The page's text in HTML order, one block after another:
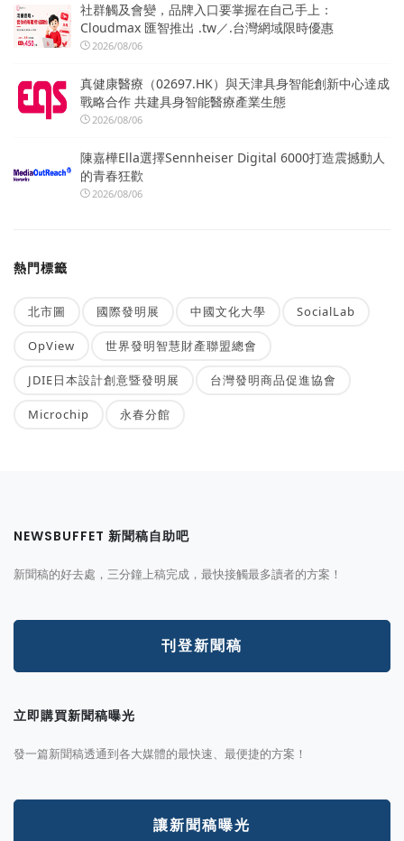
社群觸及會變，品牌入口要掌握在自己手上：
Cloudmax 匯智推出 .tw／.台灣網域限時優惠
2026/08/06
真健康醫療（02697.HK）與天津具身智能創新中心達成
戰略合作 共建具身智能醫療產業生態
2026/08/06
陳嘉樺Ella選擇Sennheiser Digital 6000打造震撼動人
的青春狂歡
2026/08/06
熱門標籤
北市圖 國際發明展 中國文化大學 SocialLab
OpView 世界發明智慧財產聯盟總會
JDIE日本設計創意暨發明展 台灣發明商品促進協會
Microchip 永春分館
NEWSBUFFET 新聞稿自助吧
新聞稿的好去處，三分鐘上稿完成，最快接觸最多讀者的方案！
刊登新聞稿
立即購買新聞稿曝光
發一篇新聞稿透通到各大媒體的最快速、最便捷的方案！
讓新聞稿曝光